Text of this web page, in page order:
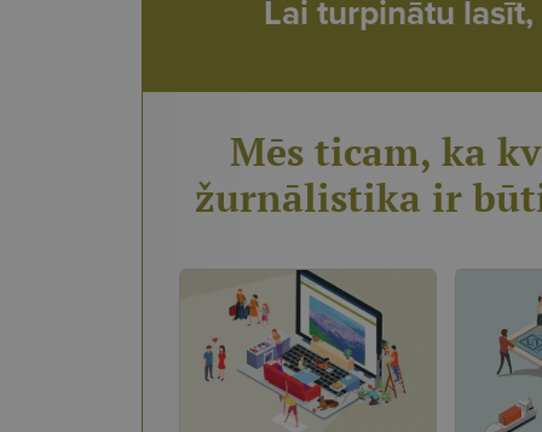
Lai turpinātu
Mēs ticam, ka
žurnālistika ir